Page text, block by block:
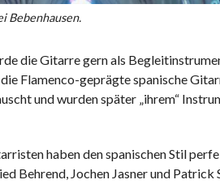
Bebenhausen.
die Gitarre gern als
Flamenco-geprägte spanische
und wurden später „ihrem“
haben den spanischen Stil
Behrend, Jochen Jasner und Patrick